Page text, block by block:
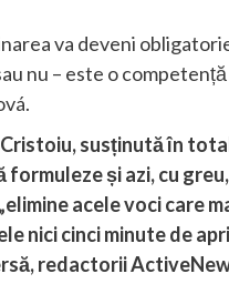
va deveni
nu – este o
susținută în
formuleze și azi, cu
acele voci care
nici cinci minute de
redactorii